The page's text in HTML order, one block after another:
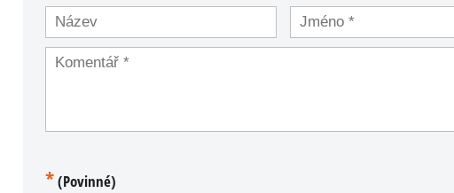
*(Povinné)
1 148 Kčs DPH
949 Kč